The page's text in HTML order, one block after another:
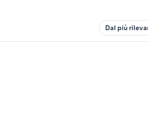
Dal più